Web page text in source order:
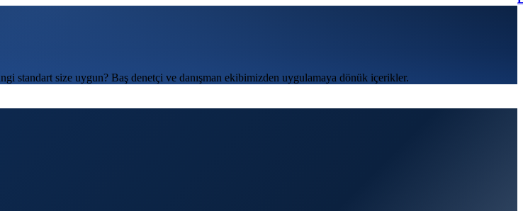
standart size uygun? Baş denetçi ve danışman ekibimizden uygulamaya dönük içerikler.